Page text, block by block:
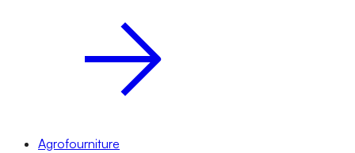
Agrofourniture